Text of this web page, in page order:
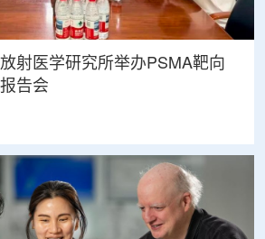
射医学研究所举办PSMA靶向
告会